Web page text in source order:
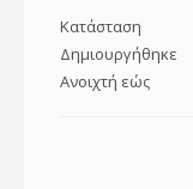
Κατάσταση
Δημιουργήθηκε
Ανοιχτή εώς